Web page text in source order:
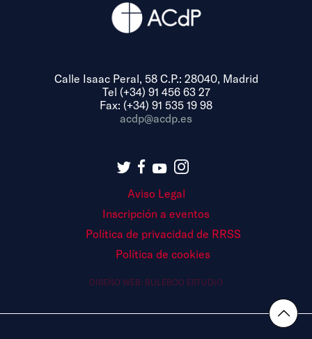
Calle Isaac Peral, 58 C.P.: 28040, Madrid
Tel (+34) 91 456 63 27
Fax: (+34) 91 535 19 98
acdp@acdp.es
Aviso Legal
Inscripción a eventos
Política de privacidad de RRSS
Política de cookies
DISEÑO WEB: BULEBOO ESTUDIO